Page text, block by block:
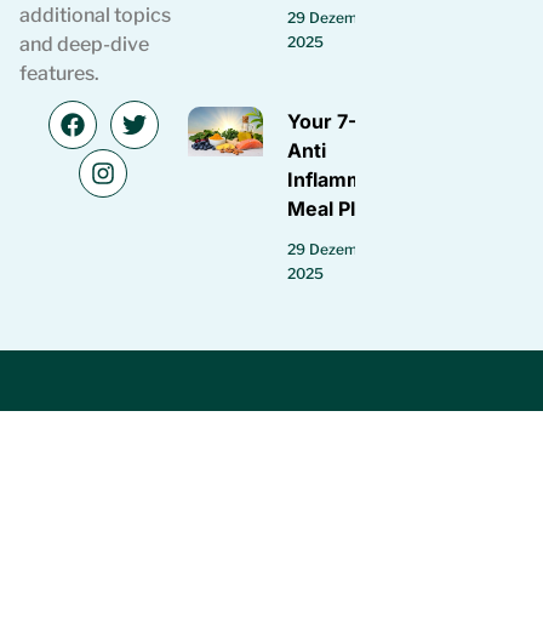
additional topics
and deep-dive
features.
29 Dezember
2025
Your 7-Day
Anti
Inflammatory
Meal Plan
29 Dezember
2025